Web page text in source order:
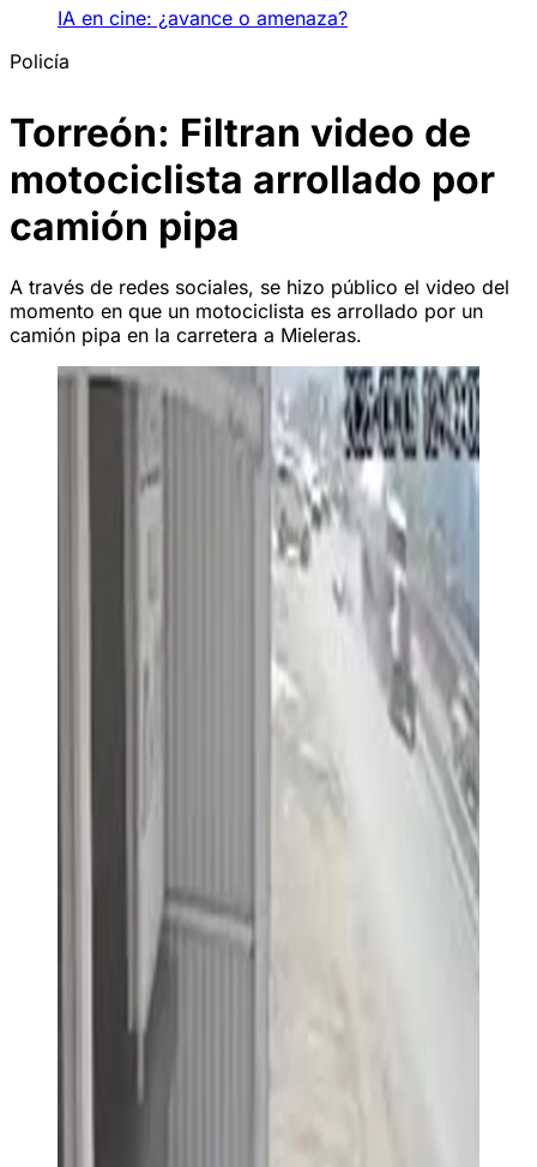
IA en cine: ¿avance o amenaza?
Policía
Torreón: Filtran video de
motociclista arrollado por
camión pipa
A través de redes sociales, se hizo público el video del
momento en que un motociclista es arrollado por un
camión pipa en la carretera a Mieleras.